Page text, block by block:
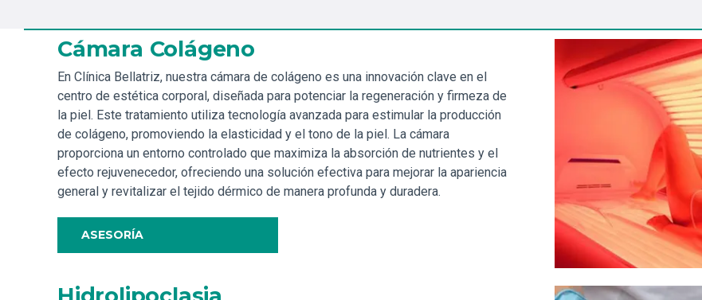
Cámara Colágeno
En Clínica Bellatriz, nuestra cámara de colágeno es una innovación clave en el
centro de estética corporal, diseñada para potenciar la regeneración y firmeza de
la piel. Este tratamiento utiliza tecnología avanzada para estimular la producción
de colágeno, promoviendo la elasticidad y el tono de la piel. La cámara
proporciona un entorno controlado que maximiza la absorción de nutrientes y el
efecto rejuvenecedor, ofreciendo una solución efectiva para mejorar la apariencia
general y revitalizar el tejido dérmico de manera profunda y duradera.
ASESORÍA